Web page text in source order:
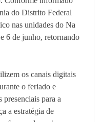
do Distrito Federal
nas unidades do Na
6 de junho, retornando
os canais digitais
o feriado e
presenciais para a
a estratégia de